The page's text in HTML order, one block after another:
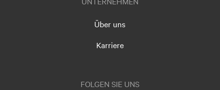
Über uns
Karriere
FOLGEN SIE UNS